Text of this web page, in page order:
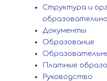
Структура и
Документы
Образование
Платные
Руководство